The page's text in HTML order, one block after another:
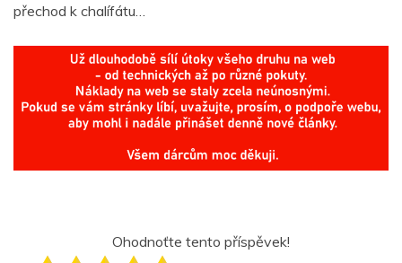
přechod k chalífátu…
Ohodnoťte tento příspěvek!